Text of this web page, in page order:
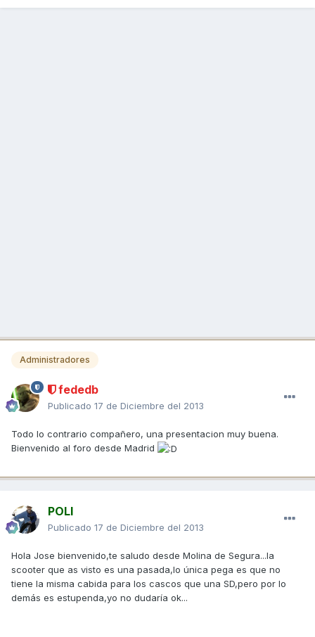
Administradores
fededb
Publicado 17 de Diciembre del 2013
Todo lo contrario compañero, una presentacion muy buena.
Bienvenido al foro desde Madrid
POLI
Publicado 17 de Diciembre del 2013
Hola Jose bienvenido,te saludo desde Molina de Segura...la
scooter que as visto es una pasada,lo única pega es que no
tiene la misma cabida para los cascos que una SD,pero por lo
demás es estupenda,yo no dudaría ok...